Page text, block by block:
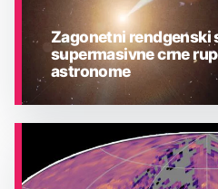
ASTRONOMIJA
Zagonetni rendgenski
supermasivne crne
astronome